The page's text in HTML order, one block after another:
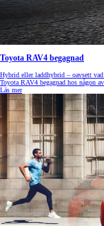
Toyota RAV4 begagnad
Hybrid eller laddhybrid – oavsett
Toyota RAV4 begagnad hos någon
Läs mer